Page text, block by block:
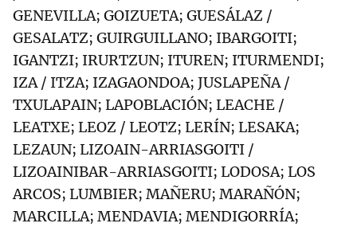
GENEVILLA; GOIZUETA; GUESÁLAZ /
GESALATZ; GUIRGUILLANO; IBARGOITI;
IGANTZI; IRURTZUN; ITUREN; ITURMENDI;
IZA / ITZA; IZAGAONDOA; JUSLAPEÑA /
TXULAPAIN; LAPOBLACIÓN; LEACHE /
LEATXE; LEOZ / LEOTZ; LERÍN; LESAKA;
LEZAUN; LIZOAIN-ARRIASGOITI /
LIZOAINIBAR-ARRIASGOITI; LODOSA; LOS
ARCOS; LUMBIER; MAÑERU; MARAÑÓN;
MARCILLA; MENDAVIA; MENDIGORRÍA;